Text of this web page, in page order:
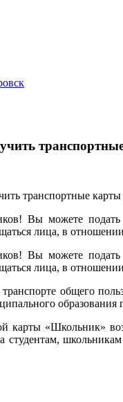
Вы можете
лица, в
Вы можете
лица, в
общего
карты «Школьник»
студентам,